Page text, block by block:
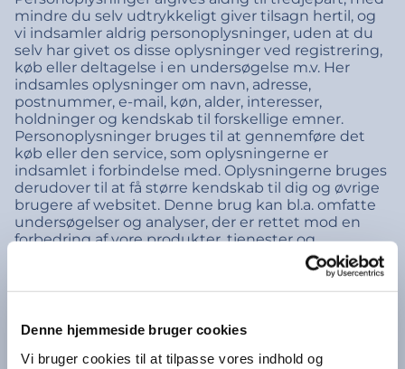
Denne hjemmeside bruger cookies
Vi bruger cookies til at tilpasse vores indhold og
mindre du selv udtrykkeligt giver tilsagn hertil, og
vi indsamler aldrig personoplysninger, uden at du
selv har givet os disse oplysninger ved registrering,
køb eller deltagelse i en undersøgelse m.v. Her
indsamles oplysninger om navn, adresse,
postnummer, e-mail, køn, alder, interesser,
holdninger og kendskab til forskellige emner.
Personoplysninger bruges til at gennemføre det
køb eller den service, som oplysningerne er
indsamlet i forbindelse med. Oplysningerne bruges
derudover til at få større kendskab til dig og øvrige
brugere af websitet. Denne brug kan bl.a. omfatte
undersøgelser og analyser, der er rettet mod en
forbedring af vore produkter, tjenester og
teknologier, samt visning af indhold og reklamer,
der er tilpasset dine interesser og hobbyer.
informationer der er registreret om dig, og du kan
gøre indsigelse mod en registrering i henhold til
reglerne i Persondataloven.